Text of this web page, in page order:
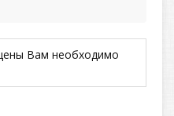
Вам необходимо